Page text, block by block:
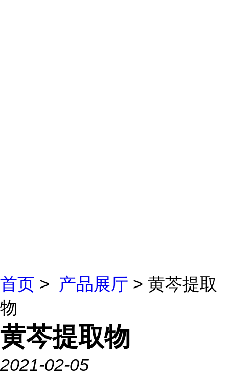
首页 > 产品展厅 > 黄芩提取
物
黄芩提取物
2021-02-05